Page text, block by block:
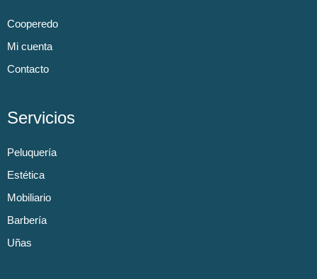
Cooperedo
Mi cuenta
Contacto
Servicios
Peluquería
Estética
Mobiliario
Barbería
Uñas